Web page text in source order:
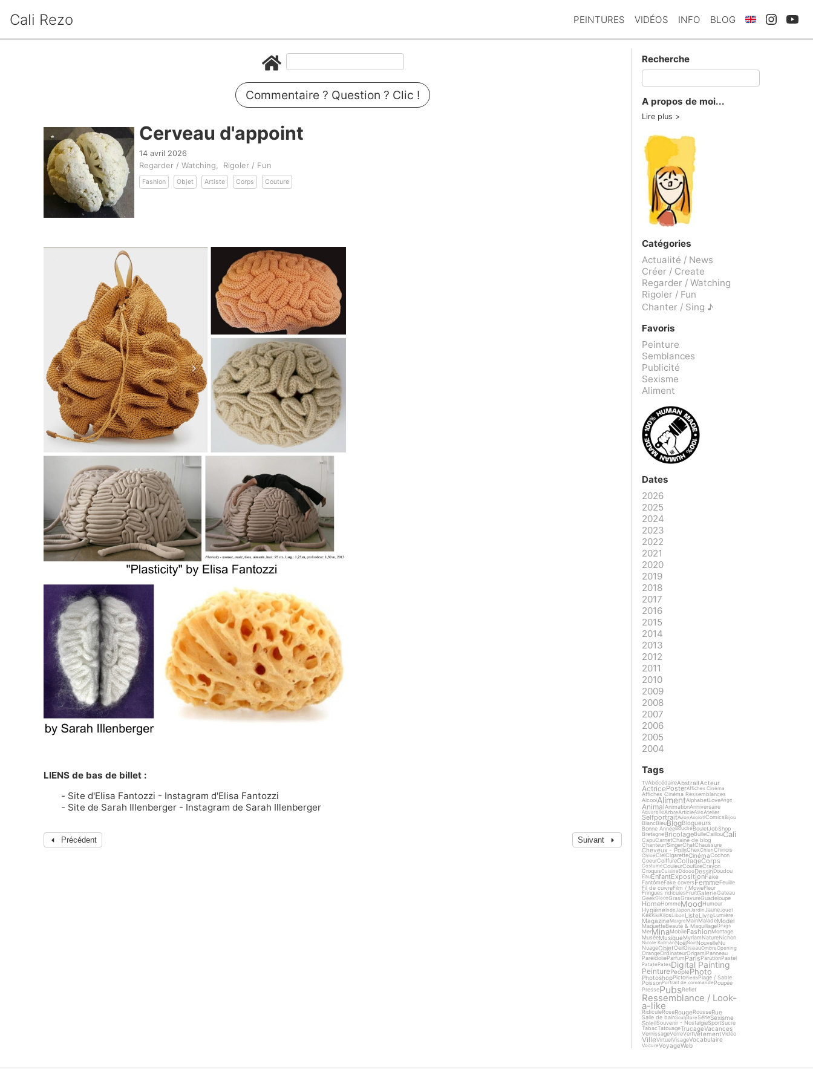
Cali Rezo PEINTURES VIDÉOS INFO BLOG
Commentaire ? Question ? Clic !
Cerveau d'appoint
14 avril 2026
Regarder / Watching Rigoler / Fun
Fashion Objet Artiste Corps Couture
LIENS de bas de billet :
Site d'Elisa Fantozzi - Instagram d'Elisa Fantozzi
Site de Sarah Illenberger - Instagram de Sarah Illenberger
Précédent Suivant
Recherche
A propos de moi...
Lire plus
Catégories
Actualité / News
Créer / Create
Regarder / Watching
Rigoler / Fun
Chanter / Sing ♪
Favoris
Peinture
Semblances
Publicité
Sexisme
Aliment
Dates
2026
2025
2024
2023
2022
2021
2020
2019
2018
2017
2016
2015
2014
2013
2012
2011
2010
2009
2008
2007
2006
2005
2004
Tags
TVAbécédaireAbstraitActeur
ActricePosterAffiches Cinéma
Affiches Cinéma Ressemblances
AlcoolAlimentAlphabetLoveAnge
AnimalAnimationAnniversaire
AquarelleArbreArticleAsieAtelier
SelfportraitAvionAxolotlComicsBijou
BlancBleuBlogBlogueurs
Bonne AnnéeBoucheBouletJobShop
BretagneBricolageBulleCaillouCali
CapuCarnetChaine de blog
Chanteur/SingerChatChaussure
Cheveux - PoilsChexChienChinois
ChloéCielCigaretteCinémaCochon
CoeurCoiffureCollageCorps
CostumeCouleurCoutureCrayon
CroquisCuisineDdoooDessinDoudou
EauEnfantExpositionFake
FantômeFake coversFemmeFeuille
Fil de cuivreFilm / MovieFleur
Fringues ridiculesFruitGalerieGateau
GeekGlaceGrasGravureGuadeloupe
HomeHommeMoodHumour
HygièneInde Japon JardinJaune Jouet
KekKikiKilosLibon ListeLivreLumière
MagazineMaigre MainMaladeModel
MaquetteBeauté & MaquillageDrugs
MerMinaMobileFashionMontage
MuséeMusiqueMyriamNatureNichon
Nicole KidmanNoëlNoirNouvelleNu
NuageObjetOeilOiseauOmbreOpening
OrangeOrdinateurOrigamiPanneau
ParéidolieParfumParisParutionPastel
PatatePatesDigital Painting
PeinturePeoplePhoto
PhotoshopPictoPiedsPlage / Sable
PoissonPortrait de commande Poupée
PressePubsReflet
Ressemblance / Look-
a-like
RidiculeRoseRougeRousseRue
Salle de bainSculptureSérieSexisme
SoleilSouvenir - NostalgieSportSucre
TabacTatouageTrucageVacances
VernissageVerreVertVêtementVidéo
VilleVirtuelVisageVocabulaire
VoitureVoyageWeb